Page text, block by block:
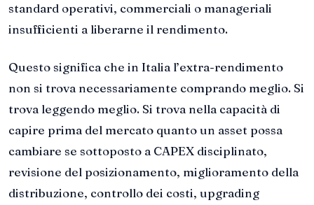
standard operativi, commerciali o manageriali
insufficienti a liberarne il rendimento.
Questo significa che in Italia l’extra-rendimento
non si trova necessariamente comprando meglio. Si
trova leggendo meglio. Si trova nella capacità di
capire prima del mercato quanto un asset possa
cambiare se sottoposto a CAPEX disciplinato,
revisione del posizionamento, miglioramento della
distribuzione, controllo dei costi, upgrading